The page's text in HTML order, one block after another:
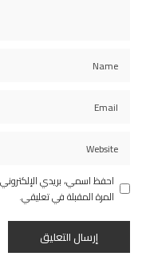
احفظ اسمي، بريدي
المرة المقبلة في تعليقي.